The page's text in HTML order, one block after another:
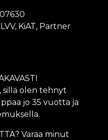
KiAT, Partner
sillä olen tehnyt
jo 35 vuotta ja
Varaa minut